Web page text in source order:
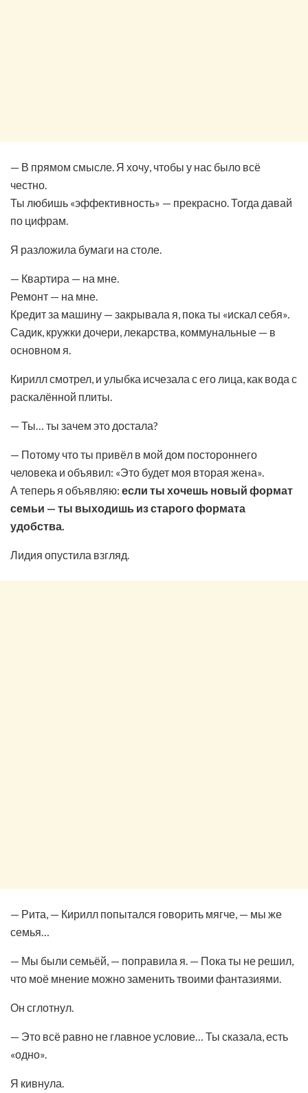
— В прямом смысле. Я хочу, чтобы у нас было всё
честно.
Ты любишь «эффективность» — прекрасно. Тогда давай
по цифрам.
Я разложила бумаги на столе.
— Квартира — на мне.
Ремонт — на мне.
Кредит за машину — закрывала я, пока ты «искал себя».
Садик, кружки дочери, лекарства, коммунальные — в
основном я.
Кирилл смотрел, и улыбка исчезала с его лица, как вода с
раскалённой плиты.
— Ты… ты зачем это достала?
— Потому что ты привёл в мой дом постороннего
человека и объявил: «Это будет моя вторая жена».
А теперь я объявляю: если ты хочешь новый формат
семьи — ты выходишь из старого формата
удобства.
Лидия опустила взгляд.
— Рита, — Кирилл попытался говорить мягче, — мы же
семья…
— Мы были семьёй, — поправила я. — Пока ты не решил,
что моё мнение можно заменить твоими фантазиями.
Он сглотнул.
— Это всё равно не главное условие… Ты сказала, есть
«одно».
Я кивнула.